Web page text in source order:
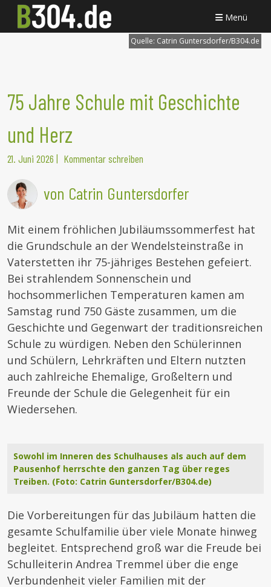
Menü
Quelle: Catrin Guntersdorfer/B304.de
75 Jahre Schule mit Geschichte
und Herz
21. Juni 2026 | Kommentar schreiben
von Catrin Guntersdorfer
Mit einem fröhlichen Jubiläumssommerfest hat
die Grundschule an der Wendelsteinstraße in
Vaterstetten ihr 75-jähriges Bestehen gefeiert.
Bei strahlendem Sonnenschein und
hochsommerlichen Temperaturen kamen am
Samstag rund 750 Gäste zusammen, um die
Geschichte und Gegenwart der traditionsreichen
Schule zu würdigen. Neben den Schülerinnen
und Schülern, Lehrkräften und Eltern nutzten
auch zahlreiche Ehemalige, Großeltern und
Freunde der Schule die Gelegenheit für ein
Wiedersehen.
Sowohl im Inneren des Schulhauses als auch auf dem
Pausenhof herrschte den ganzen Tag über reges
Treiben. (Foto: Catrin Guntersdorfer/B304.de)
Die Vorbereitungen für das Jubiläum hatten die
gesamte Schulfamilie über viele Monate hinweg
begleitet. Entsprechend groß war die Freude bei
Schulleiterin Andrea Tremmel über die enge
Verbundenheit vieler Familien mit der